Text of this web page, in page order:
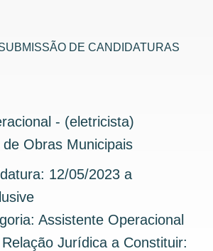
DE CANDIDATURAS
- (eletricista)
Obras Municipais
12/05/2023 a
Assistente Operacional
Jurídica a Constituir: